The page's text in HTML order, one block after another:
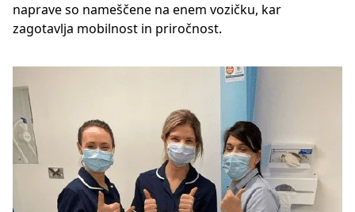
naprave so nameščene na enem vozičku, kar
zagotavlja mobilnost in priročnost.